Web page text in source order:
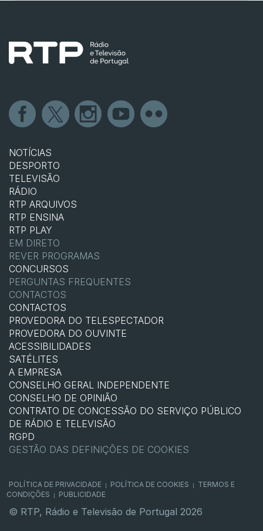
NOTÍCIAS
DESPORTO
TELEVISÃO
RÁDIO
RTP ARQUIVOS
RTP ENSINA
RTP PLAY
EM DIRETO
REVER PROGRAMAS
CONCURSOS
PERGUNTAS FREQUENTES
CONTACTOS
CONTACTOS
PROVEDORA DO TELESPECTADOR
PROVEDORA DO OUVINTE
ACESSIBILIDADES
SATÉLITES
A EMPRESA
CONSELHO GERAL INDEPENDENTE
CONSELHO DE OPINIÃO
CONTRATO DE CONCESSÃO DO SERVIÇO PÚBLICO
DE RÁDIO E TELEVISÃO
RGPD
GESTÃO DAS DEFINIÇÕES DE COOKIES
POLÍTICA DE PRIVACIDADE POLÍTICA DE COOKIES
TERMOS E
CONDIÇÕES
PUBLICIDADE
© RTP, Rádio e Televisão de Portugal 2026